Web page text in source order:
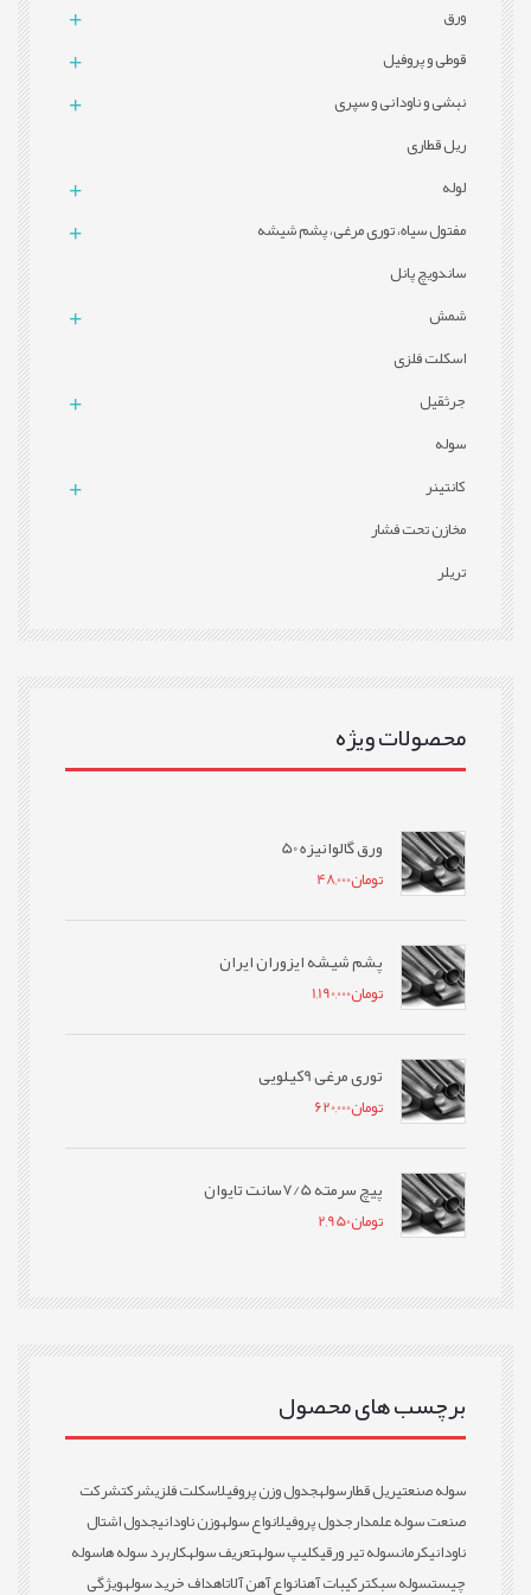
ورق
قوطی و پروفيل
نبشی و ناودانی و سپری
ریل قطاری
لوله
مفتول سیاه، توری مرغی، پشم شیشه
ساندویچ پانل
شمش
اسکلت فلزی
جرثقیل
سوله
کانتینر
مخازن تحت فشار
تریلر
محصولات ویژه
ورق گالوانیزه 50
تومان48,000
پشم شیشه ایزوران ایران
تومان1,190,000
توری مرغی 9کیلویی
تومان620,000
پیچ سرمته 7/5سانت تایوان
تومان2,950
برچسب های محصول
سوله صنعتیریل قطارسولهجدول وزن پروفیلاسکلت فلزیشرکتشرکت
صنعت سوله علمدارجدول پروفیلانواع سولهوزن ناودانیجدول اشتال
ناودانیکرمانسوله تیر ورقیکلیپ سولهتعریف سولهکاربرد سوله هاسوله
چیستسوله سبکترکیبات آهنانواع آهن آلاتاهداف خرید سولهویژگی